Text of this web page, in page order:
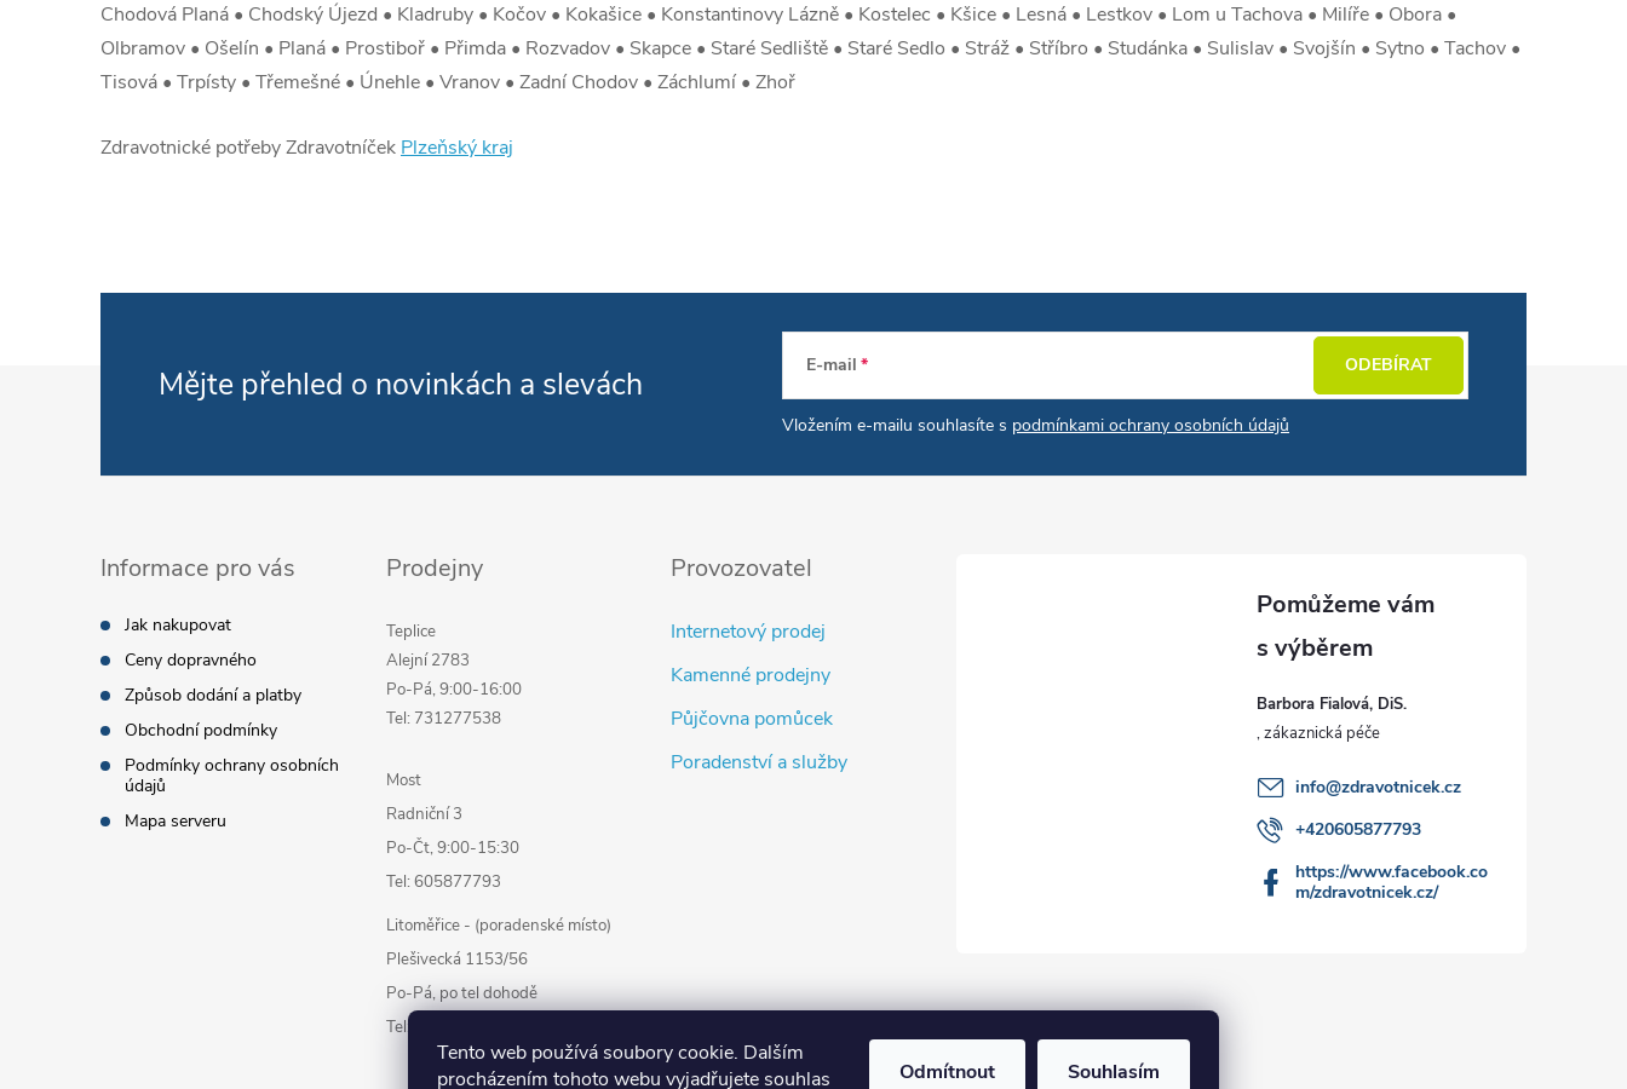
Tento web používá soubory cookie. Dalším
procházením tohoto webu vyjadřujete souhlas
Odmítnout Souhlasím
Chodová Planá • Chodský Újezd • Kladruby • Kočov • Kokašice • Konstantinovy Lázně • Kostelec • Kšice • Lesná • Lestkov • Lom u Tachova • Milíře • Obora •
Olbramov • Ošelín • Planá • Prostiboř • Přimda • Rozvadov • Skapce • Staré Sedliště • Staré Sedlo • Stráž • Stříbro • Studánka • Sulislav • Svojšín • Sytno • Tachov •
Tisová • Trpísty • Třemešné • Únehle • Vranov • Zadní Chodov • Záchlumí • Zhoř
Zdravotnické potřeby Zdravotníček Plzeňský kraj
Mějte přehled o novinkách a slevách E-mail
Vložením e-mailu souhlasíte s podmínkami ochrany osobních údajů
ODEBÍRAT
Informace pro vás
Jak nakupovat
Ceny dopravného
Způsob dodání a platby
Obchodní podmínky
Podmínky ochrany osobních
údajů
Mapa serveru
Prodejny
Teplice
Alejní 2783
Po-Pá, 9:00-16:00
Tel: 731277538
Most
Radniční 3
Po-Čt, 9:00-15:30
Tel: 605877793
Litoměřice - (poradenské místo)
Plešivecká 1153/56
Po-Pá, po tel dohodě
Tel: 777878338
Provozovatel
Internetový prodej
Kamenné prodejny
Půjčovna pomůcek
Poradenství a služby
Barbora Fialová, DiS.
info@zdravotnicek.cz
+420605877793
https://www.facebook.co
m/zdravotnicek.cz/